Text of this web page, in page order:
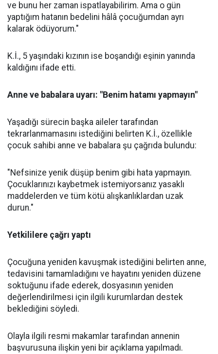
ve bunu her zaman ispatlayabilirim. Ama o gün
yaptığım hatanın bedelini hâlâ çocuğumdan ayrı
kalarak ödüyorum."
K.İ., 5 yaşındaki kızının ise boşandığı eşinin yanında
kaldığını ifade etti.
Anne ve babalara uyarı: "Benim hatamı yapmayın"
Yaşadığı sürecin başka aileler tarafından
tekrarlanmamasını istediğini belirten K.İ., özellikle
çocuk sahibi anne ve babalara şu çağrıda bulundu:
"Nefsinize yenik düşüp benim gibi hata yapmayın.
Çocuklarınızı kaybetmek istemiyorsanız yasaklı
maddelerden ve tüm kötü alışkanlıklardan uzak
durun."
Yetkililere çağrı yaptı
Çocuğuna yeniden kavuşmak istediğini belirten anne,
tedavisini tamamladığını ve hayatını yeniden düzene
soktuğunu ifade ederek, dosyasının yeniden
değerlendirilmesi için ilgili kurumlardan destek
beklediğini söyledi.
Olayla ilgili resmi makamlar tarafından annenin
başvurusuna ilişkin yeni bir açıklama yapılmadı.